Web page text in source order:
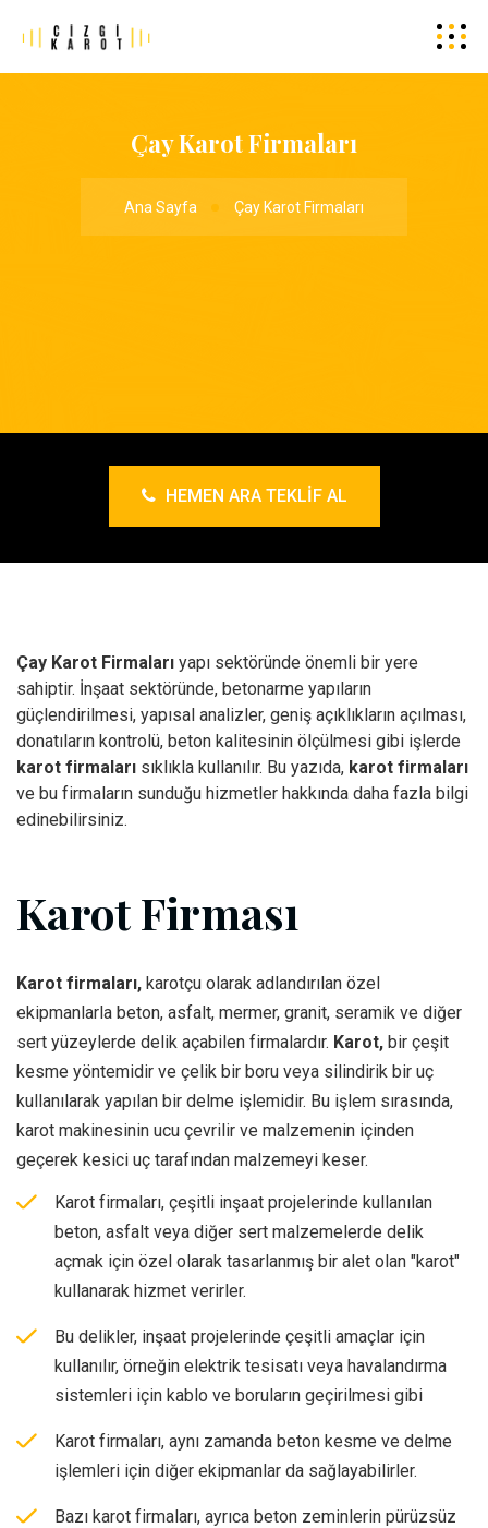
Çay Karot Firmaları
Ana Sayfa Çay Karot Firmaları
HEMEN ARA TEKLIF AL
Çay Karot Firmaları yapı sektöründe önemli bir yere
sahiptir. İnşaat sektöründe, betonarme yapıların
güçlendirilmesi, yapısal analizler, geniş açıklıkların açılması,
donatıların kontrolü, beton kalitesinin ölçülmesi gibi işlerde
karot firmaları sıklıkla kullanılır. Bu yazıda, karot firmaları
ve bu firmaların sunduğu hizmetler hakkında daha fazla bilgi
edinebilirsiniz.
Karot Firması
Karot firmaları, karotçu olarak adlandırılan özel
ekipmanlarla beton, asfalt, mermer, granit, seramik ve diğer
sert yüzeylerde delik açabilen firmalardır. Karot, bir çeşit
kesme yöntemidir ve çelik bir boru veya silindirik bir uç
kullanılarak yapılan bir delme işlemidir. Bu işlem sırasında,
karot makinesinin ucu çevrilir ve malzemenin içinden
geçerek kesici uç tarafından malzemeyi keser.
Karot firmaları, çeşitli inşaat projelerinde kullanılan
beton, asfalt veya diğer sert malzemelerde delik
açmak için özel olarak tasarlanmış bir alet olan "karot"
kullanarak hizmet verirler.
Bu delikler, inşaat projelerinde çeşitli amaçlar için
kullanılır, örneğin elektrik tesisatı veya havalandırma
sistemleri için kablo ve boruların geçirilmesi gibi
Karot firmaları, aynı zamanda beton kesme ve delme
işlemleri için diğer ekipmanlar da sağlayabilirler.
Bazı karot firmaları, ayrıca beton zeminlerin pürüzsüz